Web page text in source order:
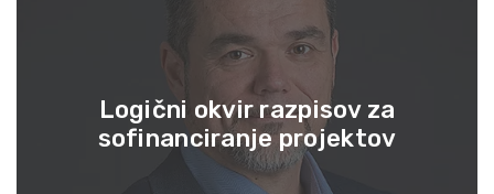
Logični okvir razpisov za
sofinanciranje projektov